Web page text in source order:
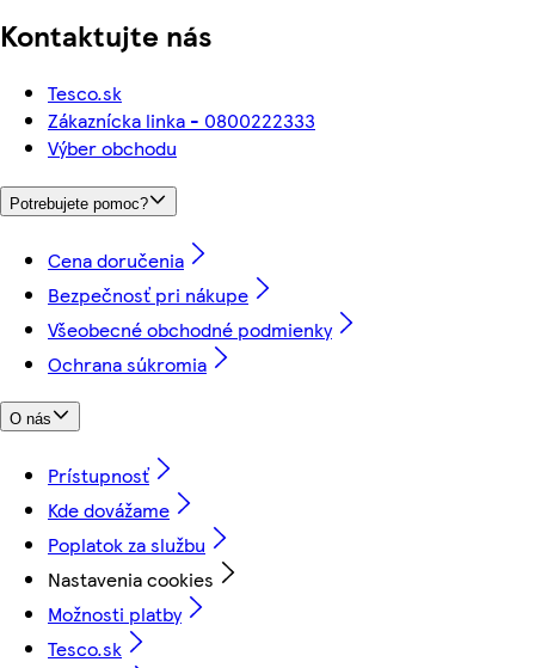
Kontaktujte nás
Tesco.sk
Zákaznícka linka - 0800222333
Výber obchodu
Potrebujete pomoc?
Cena doručenia
Bezpečnosť pri nákupe
Všeobecné obchodné podmienky
Ochrana súkromia
O nás
Prístupnosť
Kde dovážame
Poplatok za službu
Nastavenia cookies
Možnosti platby
Tesco.sk